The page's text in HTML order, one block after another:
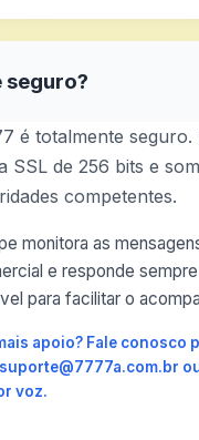
seguro?
é totalmente seguro.
SSL de 256 bits e
competentes.
monitora as
e responde
para facilitar o
apoio? Fale conosco
voz.